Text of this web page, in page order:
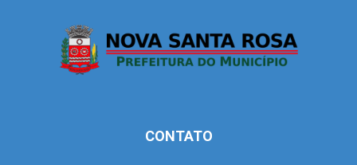
CONTATO